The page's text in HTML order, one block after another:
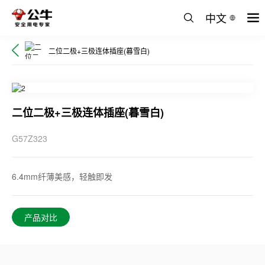
中文
二位二极+三极连体插座(暮雪白)
二位二极+三极连体插座(暮雪白)
G57Z323
6.4mm纤薄美感，轻触即发
产品对比